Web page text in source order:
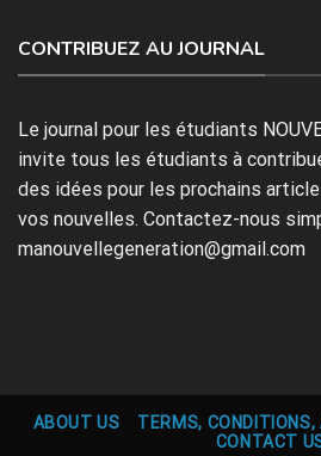
CONTRIBUEZ AU JOURNAL
Le journal pour les étudiants
invite tous les étudiants à
des idées pour les prochains
vos nouvelles. Contactez-nous
manouvellegeneration@gmail.com
ABOUT US
TERMS, CONDITIONS,
CONTACT